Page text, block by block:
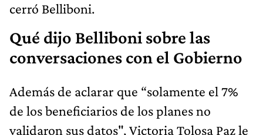
cerró Belliboni.
Qué dijo Belliboni sobre las
conversaciones con el Gobierno
Además de aclarar que “solamente el 7%
de los beneficiarios de los planes no
validaron sus datos", Victoria Tolosa Paz le